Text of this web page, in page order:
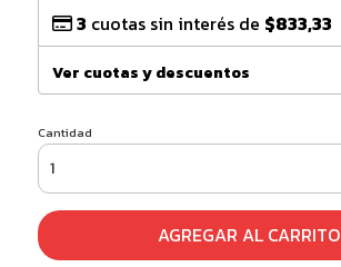
3 cuotas sin interés de $833,33
Ver cuotas y descuentos
Cantidad
AGREGAR AL CARRITO